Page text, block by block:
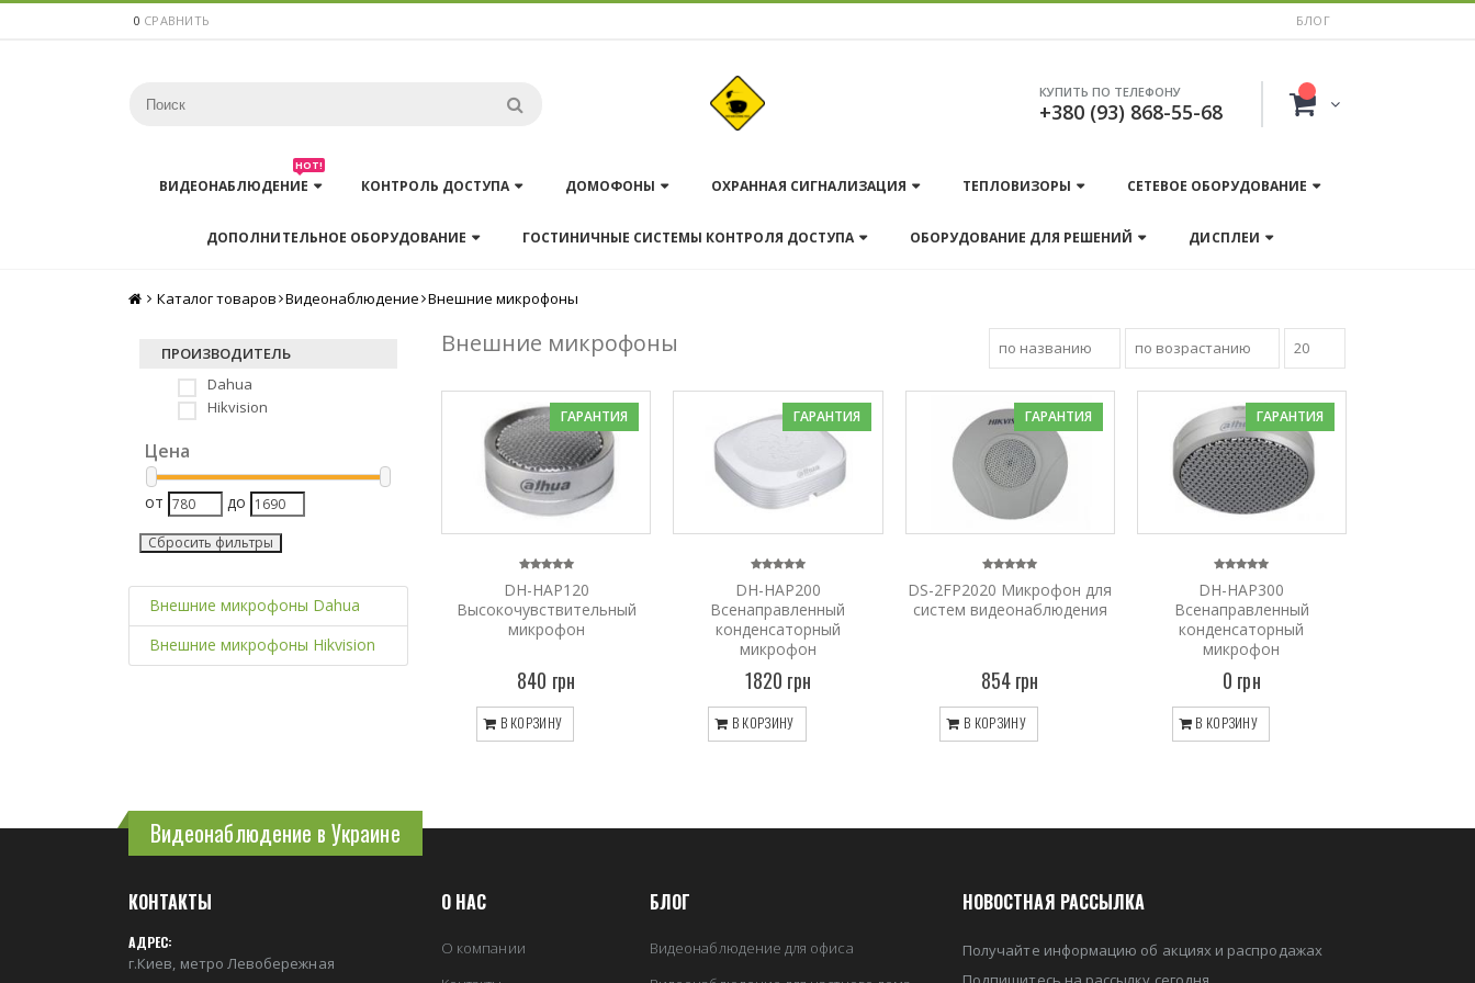
0 СРАВНИТЬ БЛОГ
КУПИТЬ ПО ТЕЛЕФОНУ
+380 (93) 868-55-68
ВИДЕОНАБЛЮДЕНИЕ
HOT!
КОНТРОЛЬ ДОСТУПА ДОМОФОНЫ ОХРАННАЯ СИГНАЛИЗАЦИЯ ТЕПЛОВИЗОРЫ СЕТЕВОЕ ОБОРУДОВАНИЕ
ДОПОЛНИТЕЛЬНОЕ ОБОРУДОВАНИЕ ГОСТИНИЧНЫЕ СИСТЕМЫ КОНТРОЛЯ ДОСТУПА ОБОРУДОВАНИЕ ДЛЯ РЕШЕНИЙ ДИСПЛЕИ
Главная
Каталог товаров Видеонаблюдение Внешние микрофоны
ПРОИЗВОДИТЕЛЬ
Dahua
Hikvision
Цена
от до
Сбросить фильтры
Внешние микрофоны Dahua
Внешние микрофоны Hikvision
Внешние микрофоны
ГАРАНТИЯ
DH-HAP120
Высокочувствительный
микрофон
840 грн
В КОРЗИНУ
ГАРАНТИЯ
DH-HAP200
Всенаправленный
конденсаторный
микрофон
1820 грн
В КОРЗИНУ
ГАРАНТИЯ
DS-2FP2020 Микрофон для
систем видеонаблюдения
854 грн
В КОРЗИНУ
ГАРАНТИЯ
DH-HAP300
Всенаправленный
конденсаторный
микрофон
0 грн
В КОРЗИНУ
Видеонаблюдение в Украине
КОНТАКТЫ
АДРЕС:
г.Киев, метро Левобережная
О НАС
О компании
БЛОГ
Видеонаблюдение для офиса
НОВОСТНАЯ РАССЫЛКА
Получайте информацию об акциях и распродажах